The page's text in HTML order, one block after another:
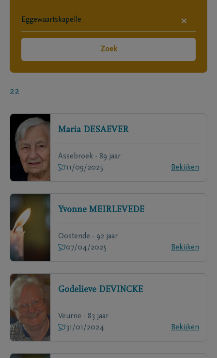
×
Zoek
22
Maria DESAEVER
Assebroek - 89 jaar
11/09/2025
Bekijken
Yvonne MEIRLEVEDE
Oostende - 92 jaar
07/04/2025
Bekijken
Godelieve DEVINCKE
Veurne - 83 jaar
31/01/2024
Bekijken